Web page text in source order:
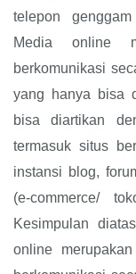
telepon
Media online
berkomunikasi
yang hanya bisa
bisa diartikan
termasuk situs
instansi blog,
(e-commerce/
Kesimpulan
online